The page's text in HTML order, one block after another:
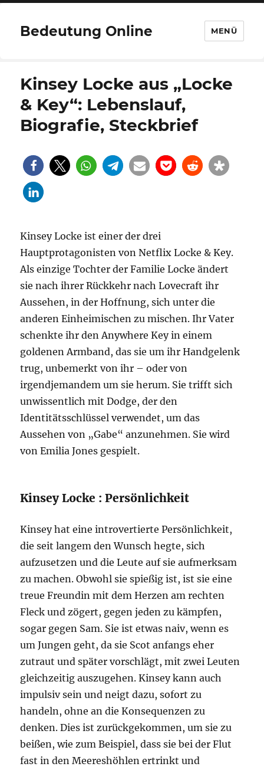
Bedeutung Online MENÜ
Kinsey Locke aus „Locke
& Key“: Lebenslauf,
Biografie, Steckbrief
Kinsey Locke ist einer der drei
Hauptprotagonisten von Netflix Locke & Key.
Als einzige Tochter der Familie Locke ändert
sie nach ihrer Rückkehr nach Lovecraft ihr
Aussehen, in der Hoffnung, sich unter die
anderen Einheimischen zu mischen. Ihr Vater
schenkte ihr den Anywhere Key in einem
goldenen Armband, das sie um ihr Handgelenk
trug, unbemerkt von ihr – oder von
irgendjemandem um sie herum. Sie trifft sich
unwissentlich mit Dodge, der den
Identitätsschlüssel verwendet, um das
Aussehen von „Gabe“ anzunehmen. Sie wird
von Emilia Jones gespielt.
Kinsey Locke : Persönlichkeit
Kinsey hat eine introvertierte Persönlichkeit,
die seit langem den Wunsch hegte, sich
aufzusetzen und die Leute auf sie aufmerksam
zu machen. Obwohl sie spießig ist, ist sie eine
treue Freundin mit dem Herzen am rechten
Fleck und zögert, gegen jeden zu kämpfen,
sogar gegen Sam. Sie ist etwas naiv, wenn es
um Jungen geht, da sie Scot anfangs eher
zutraut und später vorschlägt, mit zwei Leuten
gleichzeitig auszugehen. Kinsey kann auch
impulsiv sein und neigt dazu, sofort zu
handeln, ohne an die Konsequenzen zu
denken. Dies ist zurückgekommen, um sie zu
beißen, wie zum Beispiel, dass sie bei der Flut
fast in den Meereshöhlen ertrinkt und